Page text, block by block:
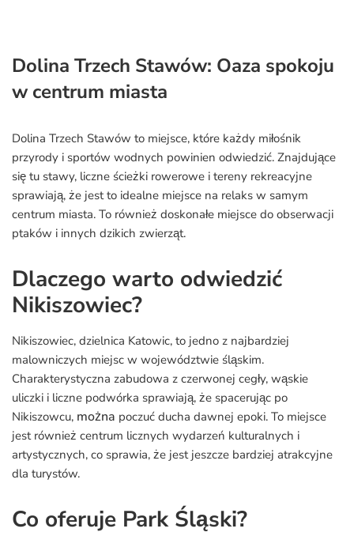
Dolina Trzech Stawów: Oaza spokoju
w centrum miasta
Dolina Trzech Stawów to miejsce, które każdy miłośnik
przyrody i sportów wodnych powinien odwiedzić. Znajdujące
się tu stawy, liczne ścieżki rowerowe i tereny rekreacyjne
sprawiają, że jest to idealne miejsce na relaks w samym
centrum miasta. To również doskonałe miejsce do obserwacji
ptaków i innych dzikich zwierząt.
Dlaczego warto odwiedzić
Nikiszowiec?
Nikiszowiec, dzielnica Katowic, to jedno z najbardziej
malowniczych miejsc w województwie śląskim.
Charakterystyczna zabudowa z czerwonej cegły, wąskie
uliczki i liczne podwórka sprawiają, że spacerując po
Nikiszowcu, można poczuć ducha dawnej epoki. To miejsce
jest również centrum licznych wydarzeń kulturalnych i
artystycznych, co sprawia, że jest jeszcze bardziej atrakcyjne
dla turystów.
Co oferuje Park Śląski?